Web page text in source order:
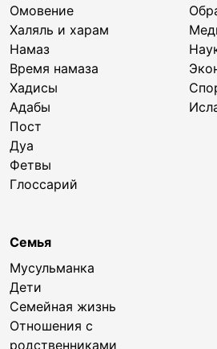
Омовение
Халяль и харам
Намаз
Время намаза
Хадисы
Адабы
Пост
Дуа
Фетвы
Глоссарий
Семья
Мусульманка
Дети
Семейная жизнь
Отношения с
родственниками